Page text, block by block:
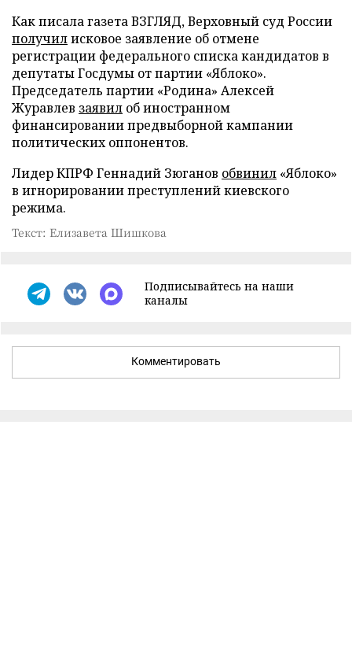
Как писала газета ВЗГЛЯД, Верховный суд России
получилисковое заявление об отмене
регистрации федерального списка кандидатов в
депутаты Госдумы от партии «Яблоко».
Председатель партии «Родина» Алексей
Журавлев заявил об иностранном
финансировании предвыборной кампании
политических оппонентов.
Лидер КПРФ Геннадий Зюганов обвинил «Яблоко»
в игнорировании преступлений киевского
режима.
Текст: Елизавета Шишкова
Подписывайтесь на наши
каналы
Комментировать